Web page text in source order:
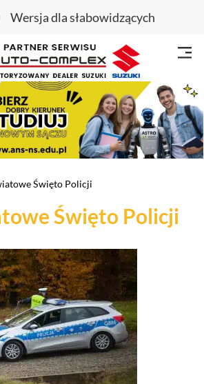
Wersja dla słabowidzących
Święto Policji
Święto Policji